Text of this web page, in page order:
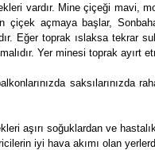
vardır. Mine çiçeği mavi,
çiçek açmaya başlar,
Eğer toprak ıslaksa tekrar
Yer minesi toprak ayırt
saksılarınızda
aşırı soğuklardan ve
iyi hava akımı olan